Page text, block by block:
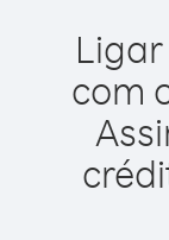
com